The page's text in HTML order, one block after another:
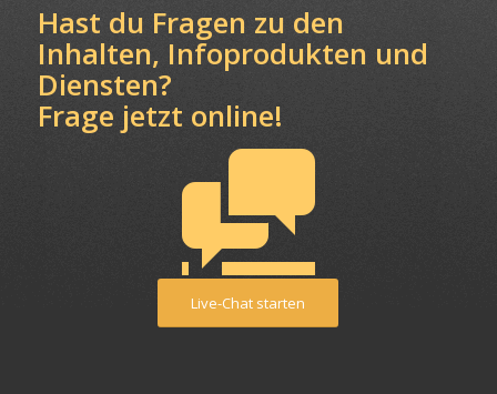
Hast du Fragen zu den
Inhalten, Infoprodukten und
Diensten?
Frage jetzt online!
Live-Chat starten